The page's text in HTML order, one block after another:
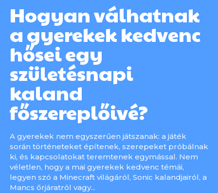
Hogyan válhatnak
a gyerekek kedvenc
hősei egy
születésnapi
kaland
főszereplőivé?
A gyerekek nem egyszerűen játszanak: a játék
során történeteket építenek, szerepeket próbálnak
ki, és kapcsolatokat teremtenek egymással. Nem
véletlen, hogy a mai gyerekek kedvenc témái,
legyen szó a Minecraft világáról, Sonic kalandjairól, a
Mancs őrjáratról vagy...